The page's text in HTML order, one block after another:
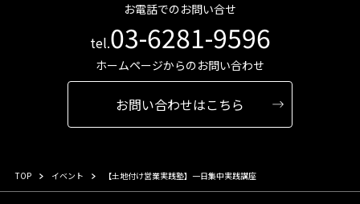
お電話でのお問い合せ
tel.03-6281-9596
ホームページからのお問い合わせ
お問い合わせはこちら
TOP イベント 【土地付け営業実践塾】一日集中実践講座